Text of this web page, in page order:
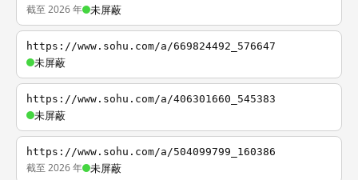
截至 2026 年 未屏蔽
https://www.sohu.com/a/669824492_576647
未屏蔽
https://www.sohu.com/a/406301660_545383
未屏蔽
https://www.sohu.com/a/504099799_160386
截至 2026 年 未屏蔽